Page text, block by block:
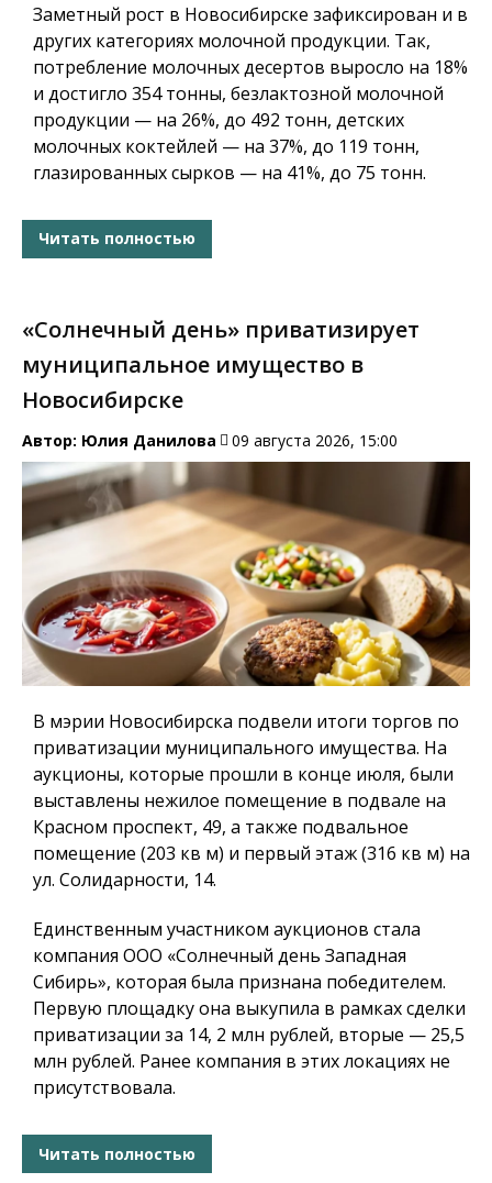
Заметный рост в Новосибирске зафиксирован и в
других категориях молочной продукции. Так,
потребление молочных десертов выросло на 18%
и достигло 354 тонны, безлактозной молочной
продукции — на 26%, до 492 тонн, детских
молочных коктейлей — на 37%, до 119 тонн,
глазированных сырков — на 41%, до 75 тонн.
Читать полностью
«Солнечный день» приватизирует
муниципальное имущество в
Новосибирске
Автор: Юлия Данилова 09 августа 2026, 15:00
В мэрии Новосибирска подвели итоги торгов по
приватизации муниципального имущества. На
аукционы, которые прошли в конце июля, были
выставлены нежилое помещение в подвале на
Красном проспект, 49, а также подвальное
помещение (203 кв м) и первый этаж (316 кв м) на
ул. Солидарности, 14.
Единственным участником аукционов стала
компания ООО «Солнечный день Западная
Сибирь», которая была признана победителем.
Первую площадку она выкупила в рамках сделки
приватизации за 14, 2 млн рублей, вторые — 25,5
млн рублей. Ранее компания в этих локациях не
присутствовала.
Читать полностью